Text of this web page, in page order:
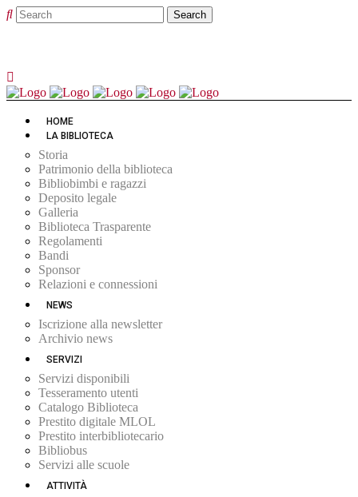
HOME
LA BIBLIOTECA
Storia
Patrimonio della biblioteca
Bibliobimbi e ragazzi
Deposito legale
Galleria
Biblioteca Trasparente
Regolamenti
Bandi
Sponsor
Relazioni e connessioni
NEWS
Iscrizione alla newsletter
Archivio news
SERVIZI
Servizi disponibili
Tesseramento utenti
Catalogo Biblioteca
Prestito digitale MLOL
Prestito interbibliotecario
Bibliobus
Servizi alle scuole
ATTIVITÀ